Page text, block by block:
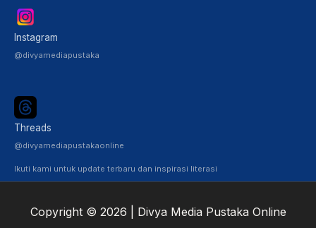
Instagram
@divyamediapustaka
Threads
@divyamediapustakaonline
Ikuti kami untuk update terbaru dan inspirasi literasi
Copyright © 2026 | Divya Media Pustaka Online